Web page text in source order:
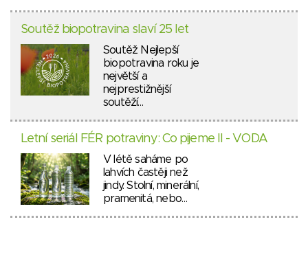
Soutěž biopotravina slaví 25 let
Soutěž Nejlepší
biopotravina roku je
největší a
nejprestižnější
soutěží…
Letní seriál FÉR potraviny: Co pijeme II - VODA
V létě saháme po
lahvích častěji než
jindy. Stolní, minerální,
pramenitá, nebo…